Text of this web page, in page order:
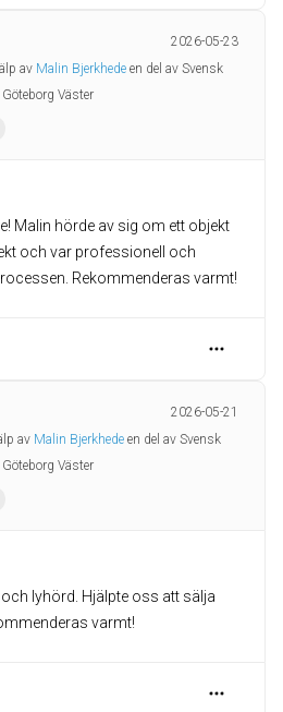
2026-05-23
av Malin Bjerkhede en del av Svensk
Väster
Malin hörde av sig om ett objekt
och var professionell och
Rekommenderas varmt!
2026-05-21
av Malin Bjerkhede en del av Svensk
Väster
lyhörd. Hjälpte oss att sälja
varmt!